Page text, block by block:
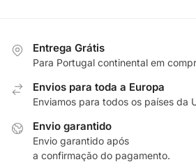
Entrega Grátis
Para Portugal continental em
Envios para toda a Europa
Enviamos para todos os países da
Envio garantido
Envio garantido após
a confirmação do pagamento.